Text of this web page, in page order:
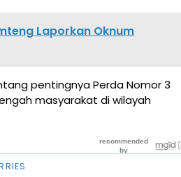
Laporkan Oknum
pentingnya Perda Nomor 3
masyarakat di wilayah